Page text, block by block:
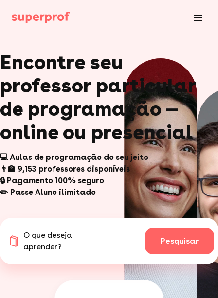
Encontre seu
professor particular
de programação —
💻 Aulas de programação do seu jeito
👨‍🏫 9,153 professores disponíveis
🔒 Pagamento 100% seguro
✏️ Passe Aluno ilimitado
O que deseja
aprender?
Pesquisar